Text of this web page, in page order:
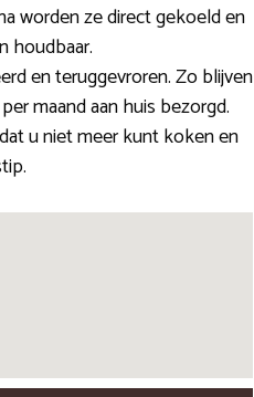
worden ze direct gekoeld en
houdbaar.
en teruggevroren. Zo blijven
maand aan huis bezorgd.
u niet meer kunt koken en